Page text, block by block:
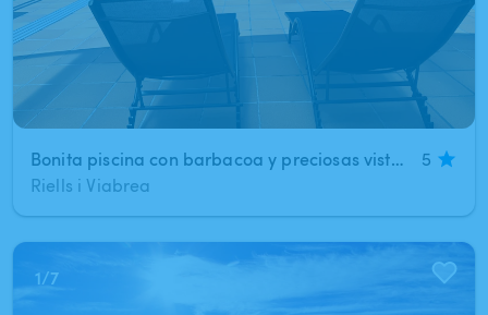
Bonita piscina con barbacoa y preciosas vistas en la falda del Montseny a 50km al norte de Barcelona
5
Riells i Viabrea
1/7